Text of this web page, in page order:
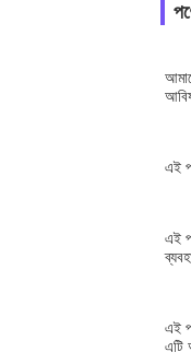
এই
এই
এই
এটি